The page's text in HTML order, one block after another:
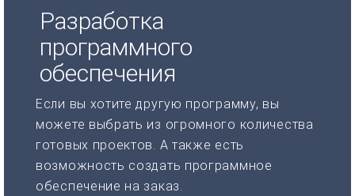
Разработка
программного
обеспечения
Если вы хотите другую программу, вы
можете выбрать из огромного количества
готовых проектов. А также есть
возможность создать программное
обеспечение на заказ.